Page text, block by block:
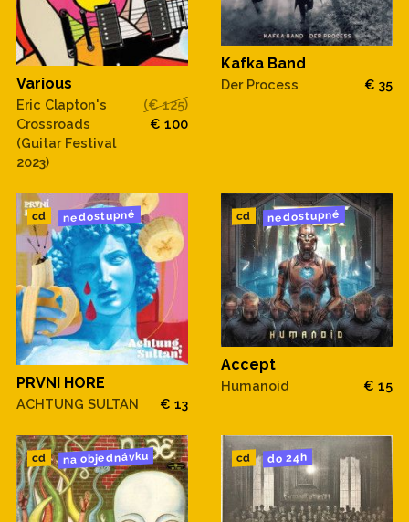
Various
Eric Clapton's
Crossroads
(Guitar Festival
2023)
(€ 125)
€ 100
Kafka Band
Der Process € 35
cd nedostupné
PRVNI HORE
ACHTUNG SULTAN € 13
cd nedostupné
Accept
Humanoid € 15
cd na objednávku cd do 24h